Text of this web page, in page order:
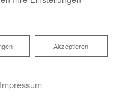
Akzeptieren
Impressum